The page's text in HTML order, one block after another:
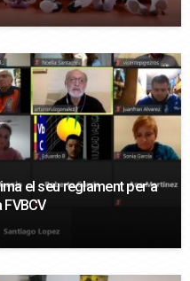
el seu reglament per a